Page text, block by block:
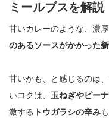
ミールブスを解説
甘いカレーのような、濃
のあるソースがかかった
甘いかも、と感じるのは
いコクは、 玉ねぎやピー
激する トウガラシの辛み